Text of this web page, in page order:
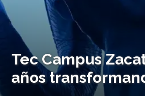
Tec Campus
años